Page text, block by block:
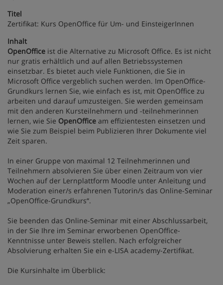
Titel
Zertifikat: Kurs OpenOffice für Um- und EinsteigerInnen
Inhalt
OpenOffice ist die Alternative zu Microsoft Office. Es ist nicht
nur gratis erhältlich und auf allen Betriebssystemen
einsetzbar. Es bietet auch viele Funktionen, die Sie in
Microsoft Office vergeblich suchen werden. Im OpenOffice-
Grundkurs lernen Sie, wie einfach es ist, mit OpenOffice zu
arbeiten und darauf umzusteigen. Sie werden gemeinsam
mit den anderen Kursteilnehmern und -teilnehmerinnen
lernen, wie Sie OpenOffice am effizientesten einsetzen und
wie Sie zum Beispiel beim Publizieren Ihrer Dokumente viel
Zeit sparen.
In einer Gruppe von maximal 12 Teilnehmerinnen und
Teilnehmern absolvieren Sie über einen Zeitraum von vier
Wochen auf der Lernplattform Moodle unter Anleitung und
Moderation einer/s erfahrenen Tutorin/s das Online-Seminar
„OpenOffice-Grundkurs“.
Sie beenden das Online-Seminar mit einer Abschlussarbeit,
in der Sie Ihre im Seminar erworbenen OpenOffice-
Kenntnisse unter Beweis stellen. Nach erfolgreicher
Absolvierung erhalten Sie ein e-LISA academy-Zertifikat.
Die Kursinhalte im Überblick: